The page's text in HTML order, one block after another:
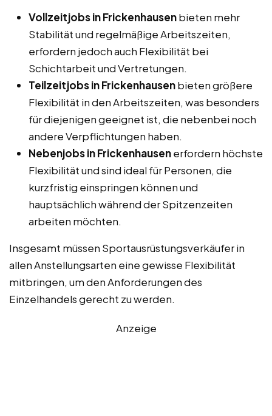
Vollzeitjobs in Frickenhausenbieten mehr
Stabilität und regelmäßige Arbeitszeiten,
erfordern jedoch auch Flexibilität bei
Schichtarbeit und Vertretungen.
Teilzeitjobs in Frickenhausenbieten größere
Flexibilität in den Arbeitszeiten, was besonders
für diejenigen geeignet ist, die nebenbei noch
andere Verpflichtungen haben.
Nebenjobs in Frickenhausenerfordern höchste
Flexibilität und sind ideal für Personen, die
kurzfristig einspringen können und
hauptsächlich während der Spitzenzeiten
arbeiten möchten.
Insgesamt müssen Sportausrüstungsverkäufer in
allen Anstellungsarten eine gewisse Flexibilität
mitbringen, um den Anforderungen des
Einzelhandels gerecht zu werden.
Anzeige